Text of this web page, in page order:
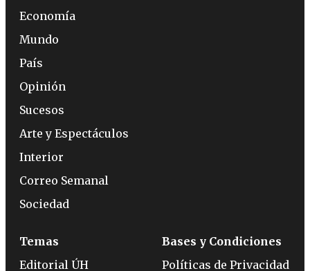
Economía
Mundo
País
Opinión
Sucesos
Arte y Espectáculos
Interior
Correo Semanal
Sociedad
Temas
Editorial ÚH
Bases y Condiciones
Políticas de Privacidad